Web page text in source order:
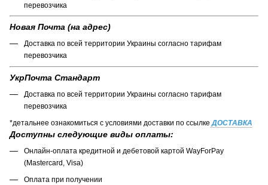
перевозчика
Новая Почта (на адрес)
Доставка по всей территории Украины согласно тарифам
перевозчика
УкрПочта Стандарт
Доставка по всей территории Украины согласно тарифам
перевозчика
*детальнее ознакомиться с условиями доставки по ссылке ДОСТАВКА
Доступны следующие виды оплаты:
Онлайн-оплата кредитной и дебетовой картой WayForPay
(Mastercard, Visa)
Оплата при получении